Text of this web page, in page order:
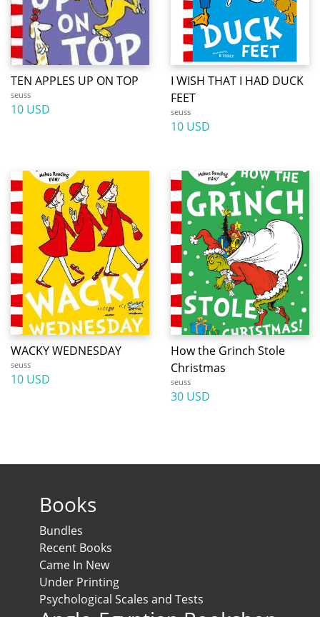
TEN APPLES UP ON TOP
seuss
10 USD
I WISH THAT I HAD DUCK
FEET
seuss
10 USD
WACKY WEDNESDAY
seuss
10 USD
How the Grinch Stole
Christmas
seuss
30 USD
Books
Bundles
Recent Books
Came In New
Under Printing
Psychological Scales and Tests